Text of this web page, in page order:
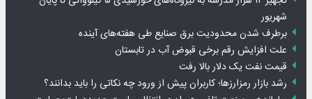
شهریور
برطرف شدن محدودیت‌ برق صنایع طی هفته‌های آینده
علت افزایش رقم برخی قبوض آب در تابستان
قیمت نفت یک دلار بالا رفت
رشد بازار رمزارزها؛ کاربران پیش از ورود چه نکاتی را باید بدانند؟